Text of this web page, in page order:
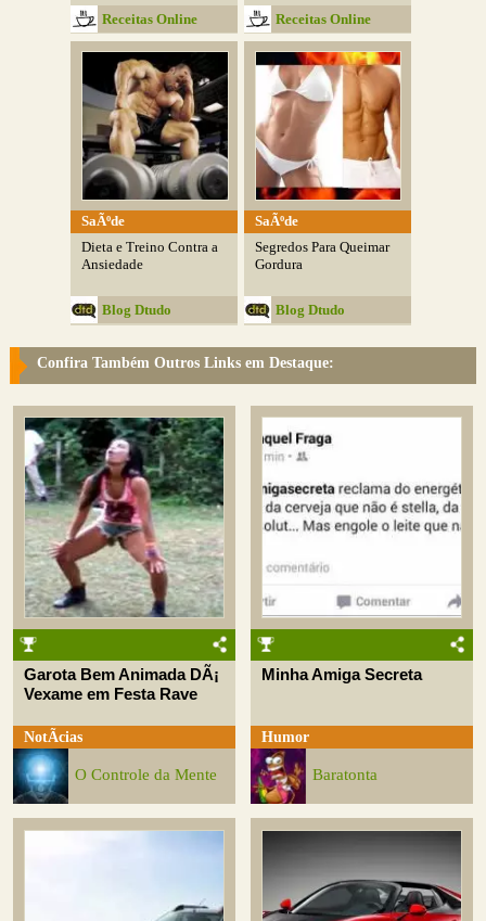
Receitas Online
Receitas Online
SaÃºde
Dieta e Treino Contra a
Ansiedade
Blog Dtudo
SaÃºde
Segredos Para Queimar
Gordura
Blog Dtudo
Confira Também Outros Links em Destaque:
Garota Bem Animada DÃ¡
Vexame em Festa Rave
NotÃ­cias
O Controle da Mente
Minha Amiga Secreta
Humor
Baratonta